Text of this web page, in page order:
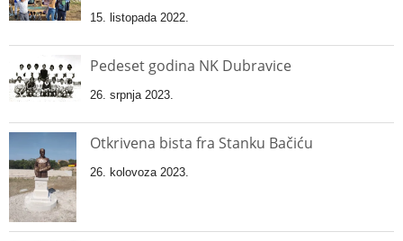
15. listopada 2022.
Pedeset godina NK Dubravice
26. srpnja 2023.
Otkrivena bista fra Stanku Bačiću
26. kolovoza 2023.